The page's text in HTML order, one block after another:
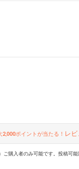
2,000ポイントが当たる！ レ
ご購入者のみ可能です。投稿可